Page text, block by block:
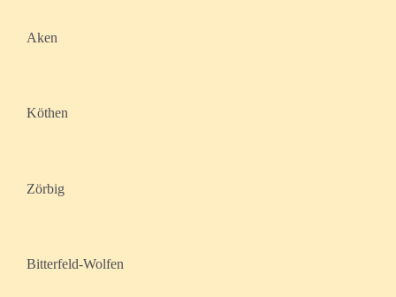
Aken
Köthen
Zörbig
Bitterfeld-Wolfen